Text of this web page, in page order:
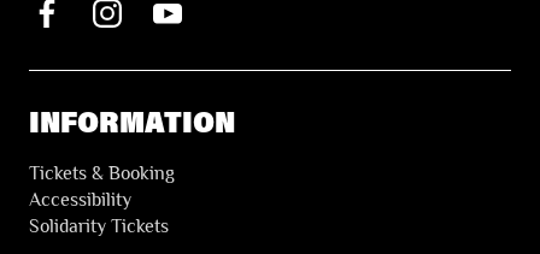
INFORMATION
Tickets & Booking
Accessibility
Solidarity Tickets